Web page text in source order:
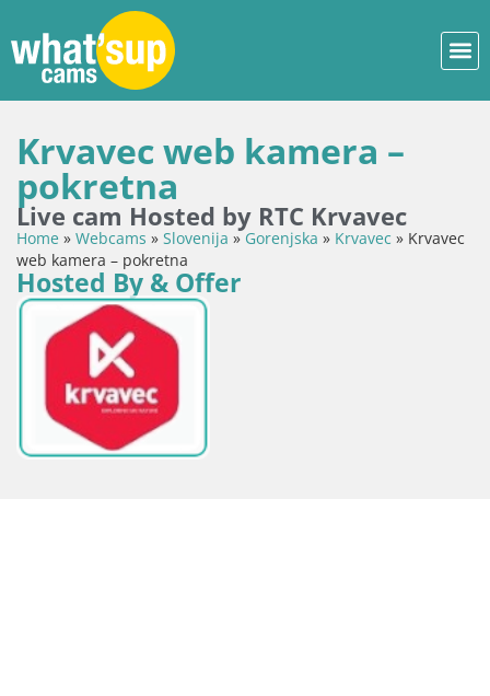
Krvavec web kamera –
pokretna
Live cam Hosted by RTC Krvavec
Home » Webcams » Slovenija »Gorenjska » Krvavec » Krvavec
web kamera – pokretna
Hosted By & Offer